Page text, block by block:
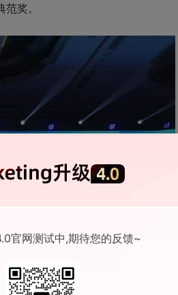
奖。
官网测试中,期待您的反馈~